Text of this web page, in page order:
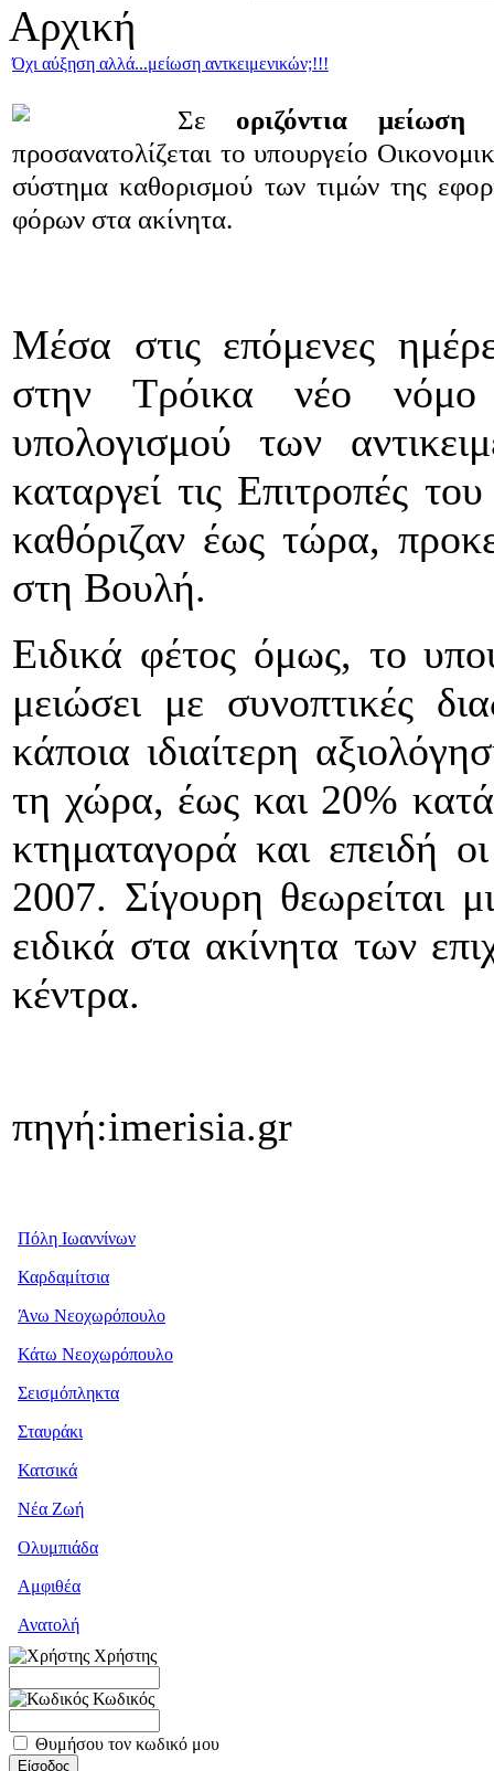
Αρχική
Όχι αύξηση αλλά...μείωση αντκειμενικών;!!!
Σε οριζόντια
προσανατoλίζεται το υπουργείο
σύστημα καθορισμού των τιμών της
φόρων στα ακίνητα.
Μέσα στις επόμενες
στην Τρόικα νέο νόμο
υπολογισμού των
καταργεί τις Επιτροπές
καθόριζαν έως τώρα,
στη Βουλή.
Ειδικά φέτος όμως, το
μειώσει με συνοπτικές
κάποια ιδιαίτερη
τη χώρα, έως και 20%
κτηματαγορά και επειδή
2007. Σίγουρη θεωρείται
ειδικά στα ακίνητα των
κέντρα.
πηγή:imerisia.gr
Πόλη Ιωαννίνων
Καρδαμίτσια
Άνω Νεοχωρόπουλο
Κάτω Νεοχωρόπουλο
Σεισμόπληκτα
Σταυράκι
Κατσικά
Νέα Ζωή
Ολυμπιάδα
Αμφιθέα
Ανατολή
Χρήστης
Κωδικός
Θυμήσου τον κωδικό μου